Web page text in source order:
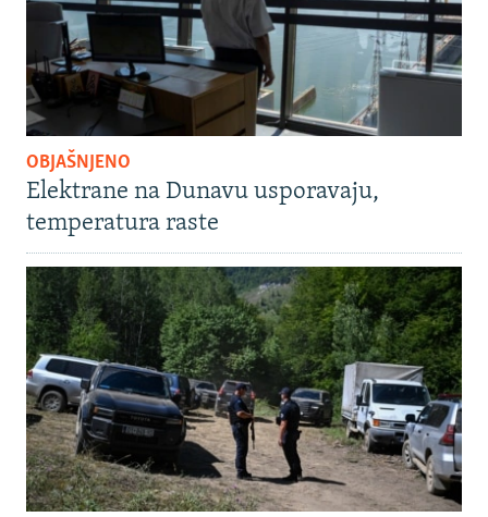
OBJAŠNJENO
Elektrane na Dunavu usporavaju,
temperatura raste